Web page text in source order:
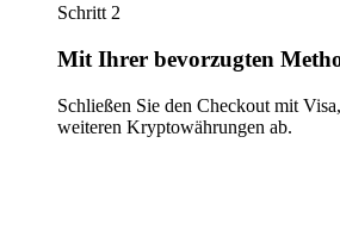
Schritt 2
Mit Ihrer bevorzugten
Schließen Sie den Checkout mit
weiteren Kryptowährungen ab.